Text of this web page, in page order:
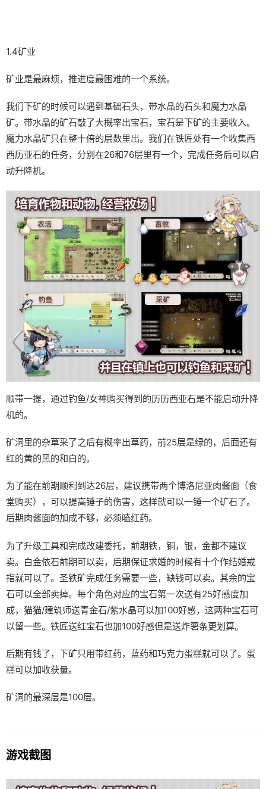
1.4矿业
矿业是最麻烦，推进度最困难的一个系统。
我们下矿的时候可以遇到基础石头，带水晶的石头和魔力水晶
矿。带水晶的矿石敲了大概率出宝石，宝石是下矿的主要收入。
魔力水晶矿只在整十倍的层数里出。我们在铁匠处有一个收集西
西历亚石的任务，分别在26和76层里有一个，完成任务后可以启
动升降机。
顺带一提，通过钓鱼/女神购买得到的历历西亚石是不能启动升降
机的。
矿洞里的杂草采了之后有概率出草药，前25层是绿的，后面还有
红的黄的黑的和白的。
为了能在前期顺利到达26层，建议携带两个博洛尼亚肉酱面（食
堂购买），可以提高锤子的伤害，这样就可以一锤一个矿石了。
后期肉酱面的加成不够，必须嗑红药。
为了升级工具和完成改建委托，前期铁，铜，银，金都不建议
卖。白金依石前期可以卖，后期保证求婚的时候有十个作结婚戒
指就可以了。圣铁矿完成任务需要一些，缺钱可以卖。其余的宝
石可以全部卖掉。每个角色对应的宝石第一次送有25好感度加
成，猫猫/建筑师送青金石/紫水晶可以加100好感，这两种宝石可
以留一些。铁匠送红宝石也加100好感但是送炸薯条更划算。
后期有钱了，下矿只用带红药，蓝药和巧克力蛋糕就可以了。蛋
糕可以加收获量。
矿洞的最深层是100层。
游戏截图